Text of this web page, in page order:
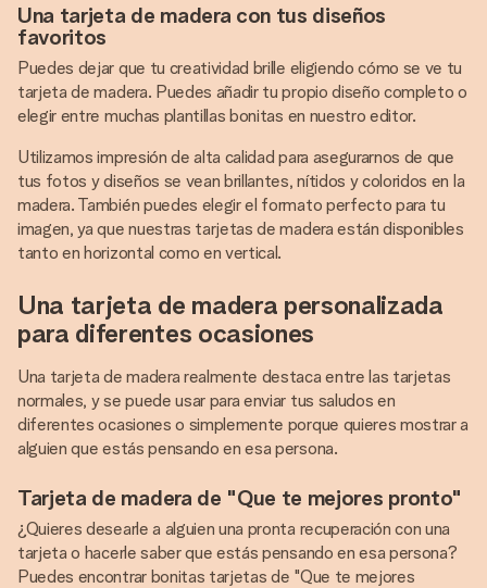
Una tarjeta de madera con tus diseños
favoritos
Puedes dejar que tu creatividad brille eligiendo cómo se ve tu
tarjeta de madera. Puedes añadir tu propio diseño completo o
elegir entre muchas plantillas bonitas en nuestro editor.
Utilizamos impresión de alta calidad para asegurarnos de que
tus fotos y diseños se vean brillantes, nítidos y coloridos en la
madera. También puedes elegir el formato perfecto para tu
imagen, ya que nuestras tarjetas de madera están disponibles
tanto en horizontal como en vertical.
Una tarjeta de madera personalizada
para diferentes ocasiones
Una tarjeta de madera realmente destaca entre las tarjetas
normales, y se puede usar para enviar tus saludos en
diferentes ocasiones o simplemente porque quieres mostrar a
alguien que estás pensando en esa persona.
Tarjeta de madera de "Que te mejores pronto"
¿Quieres desearle a alguien una pronta recuperación con una
tarjeta o hacerle saber que estás pensando en esa persona?
Puedes encontrar bonitas tarjetas de "Que te mejores